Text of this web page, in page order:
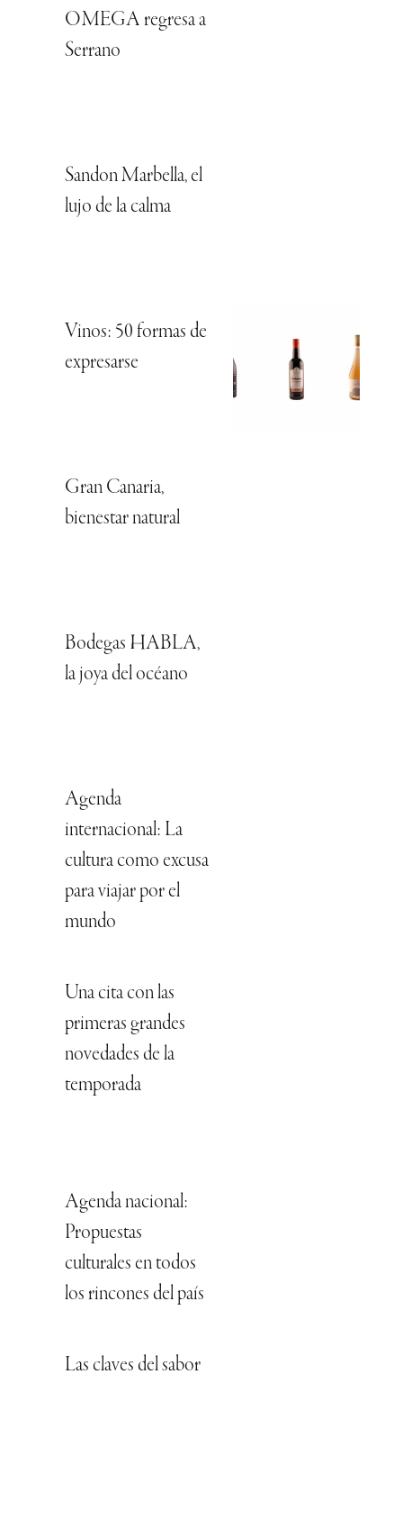
OMEGA regresa a
Serrano
Sandon Marbella, el
lujo de la calma
Vinos: 50 formas de
expresarse
Gran Canaria,
bienestar natural
Bodegas HABLA,
la joya del océano
Agenda
internacional: La
cultura como excusa
para viajar por el
mundo
Una cita con las
primeras grandes
novedades de la
temporada
Agenda nacional:
Propuestas
culturales en todos
los rincones del país
Las claves del sabor